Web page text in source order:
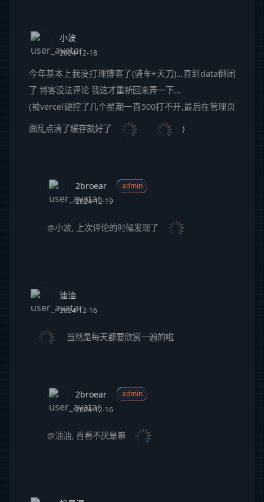
小波
2024-12-18
今年基本上我没打理博客了(骑车+天刀)…直到data倒闭
了 博客没法评论 我这才重新回来弄一下…
(被vercel硬控了几个星期一直500打不开,最后在管理页
面乱点清了缓存就好了
)
2broear
admin
2024-12-19
@小波, 上次评论的时候发现了
油油
2024-12-16
当然是每天都要欣赏一遍的啦
2broear
admin
2024-12-16
@油油, 百看不厌是嘛